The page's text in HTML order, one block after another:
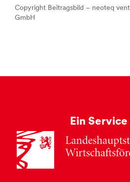
Copyright Beitragsbild – neoteq
GmbH
Ein